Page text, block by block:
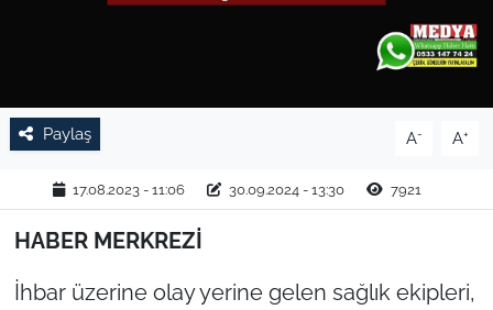
Paylaş A- A+
17.08.2023 - 11:06 30.09.2024 - 13:30 7921
HABER MERKREZİ
İhbar üzerine olay yerine gelen sağlık ekipleri,
TARIM VE HAYVANCILIK
RESMİ İLAN
SPOR
YAŞAM
EDİRNE